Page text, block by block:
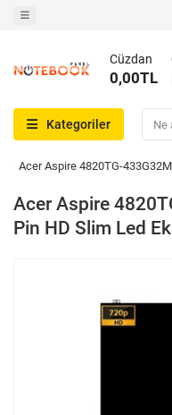
Cüzdan
0,00TL
Kategoriler
Acer Aspire 4820TG-
Acer Aspire
Pin HD Slim Led